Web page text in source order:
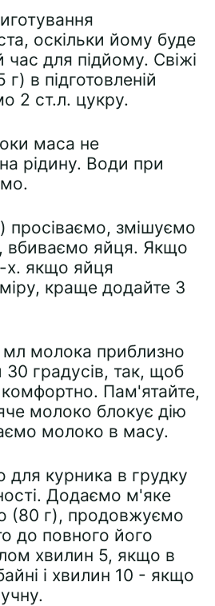
оскільки йому буде
час для підйому. Свіжі
в підготовленій
2 ст.л. цукру.
маса не
рідину. Води при
змішуємо
вбиваємо яйця. Якщо
х. якщо яйця
краще додайте 3
мл молока приблизно
градусів, так, щоб
Пам'ятайте,
молоко блокує дію
молоко в масу.
для курника в грудку
Додаємо м'яке
(80 г), продовжуємо
до повного його
хвилин 5, якщо в
і хвилин 10 - якщо